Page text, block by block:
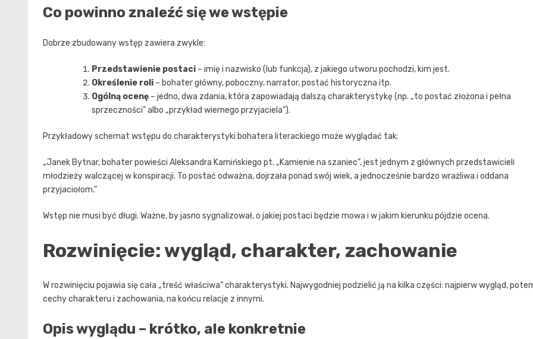
Co powinno znaleźć się we wstępie
Dobrze zbudowany wstęp zawiera zwykle:
Przedstawienie postaci – imię i nazwisko (lub funkcja), z jakiego utworu pochodzi, kim jest.
Określenie roli – bohater główny, poboczny, narrator, postać historyczna itp.
Ogólną ocenę – jedno, dwa zdania, która zapowiadają dalszą charakterystykę (np. „to postać złożona i pełna
sprzeczności” albo „przykład wiernego przyjaciela”).
Przykładowy schemat wstępu do charakterystyki bohatera literackiego może wyglądać tak:
„Janek Bytnar, bohater powieści Aleksandra Kamińskiego pt. „Kamienie na szaniec”, jest jednym z głównych przedstawicieli
młodzieży walczącej w konspiracji. To postać odważna, dojrzała ponad swój wiek, a jednocześnie bardzo wrażliwa i oddana
przyjaciołom.”
Wstęp nie musi być długi. Ważne, by jasno sygnalizował, o jakiej postaci będzie mowa i w jakim kierunku pójdzie ocena.
Rozwinięcie: wygląd, charakter, zachowanie
W rozwinięciu pojawia się cała „treść właściwa” charakterystyki. Najwygodniej podzielić ją na kilka części: najpierw wygląd,
cechy charakteru i zachowania, na końcu relacje z innymi.
Opis wyglądu – krótko, ale konkretnie